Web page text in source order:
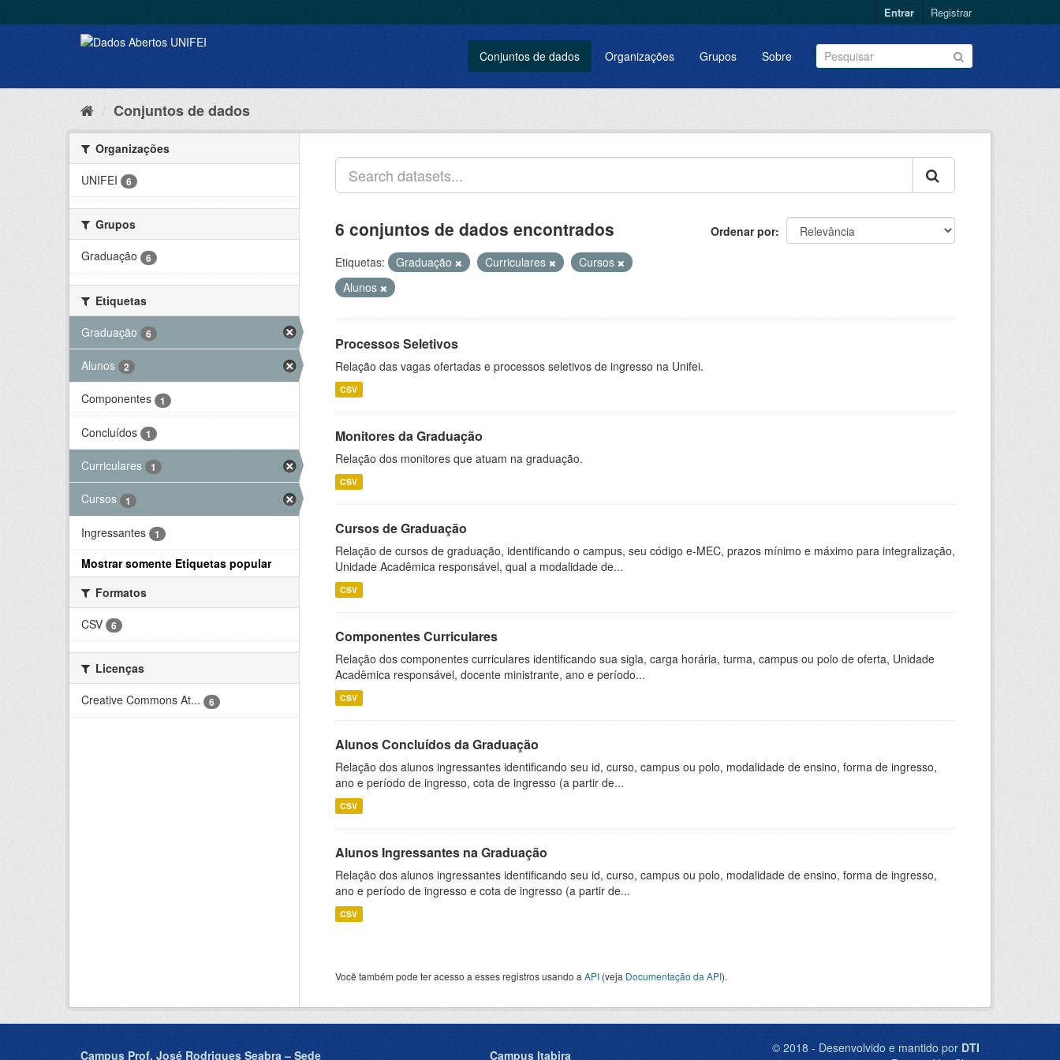
Entrar Registrar
Conjuntos de dados Organizações Grupos Sobre
Conjuntos de dados
Organizações
UNIFEI
6
Grupos
Graduação
6
Etiquetas
Graduação
6
Alunos 2
Componentes 1
Concluídos 1
Curriculares 1
Cursos 1
Ingressantes 1
Mostrar somente Etiquetas popular
Formatos
CSV
6
Licenças
Creative Commons At...
6
Ordenar por
6 conjuntos de dados encontrados
Etiquetas: Graduação Curriculares
Cursos
Alunos
Processos Seletivos
Relação das vagas ofertadas e processos seletivos de ingresso na Unifei.
CSV
Monitores da Graduação
Relação dos monitores que atuam na graduação.
CSV
Cursos de Graduação
Relação de cursos de graduação, identificando o campus, seu código e-MEC, prazos mínimo e máximo para integralização,
Unidade Acadêmica responsável, qual a modalidade de...
CSV
Componentes Curriculares
Relação dos componentes curriculares identificando sua sigla, carga horária, turma, campus ou polo de oferta, Unidade
Acadêmica responsável, docente ministrante, ano e período...
CSV
Alunos Concluídos da Graduação
Relação dos alunos ingressantes identificando seu id, curso, campus ou polo, modalidade de ensino, forma de ingresso,
ano e período de ingresso, cota de ingresso (a partir de...
CSV
Alunos Ingressantes na Graduação
Relação dos alunos ingressantes identificando seu id, curso, campus ou polo, modalidade de ensino, forma de ingresso,
ano e período de ingresso e cota de ingresso (a partir de...
CSV
Você também pode ter acesso a esses registros usando a API (veja Documentação da API).
Campus Prof. José Rodrigues Seabra – Sede Campus Itabira © 2018 - Desenvolvido e mantido por DTI